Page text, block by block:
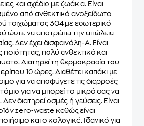
και σχέδιο με ζωάκια. Είναι
από ανθεκτικό ανοξείδωτο
τοιχώματος 304 με εσωτερικό
ώστε να αποτρέπει την απώλεια
Δεν έχει δισφαινόλη-Α. Είναι
ποιότητας, πολύ ανθεκτικό και
Διατηρεί τη θερμοκρασία του
10 ώρες. Διαθέτει καπάκι με
για να αποφύγετε τις διαρροές
για να μπορεί το μικρό σας να
Δεν διατηρεί οσμές ή γεύσεις. Είναι
zero-waste καθώς είναι
και οικολογικό. Ιδανικό για